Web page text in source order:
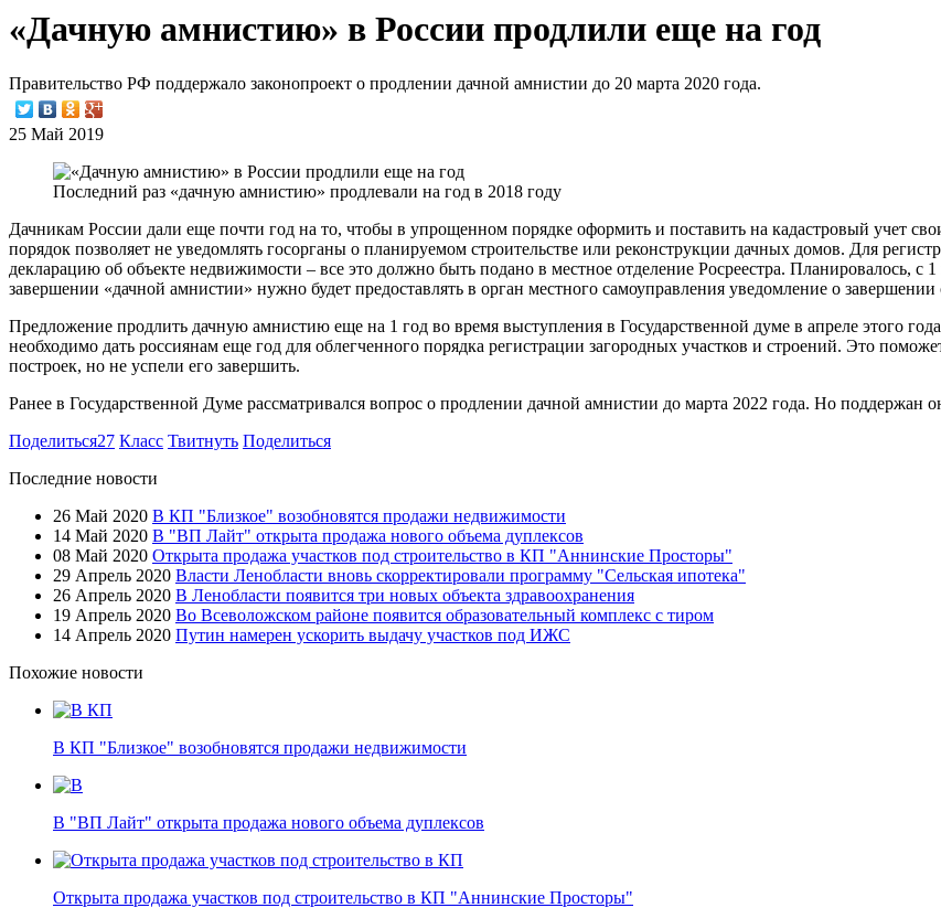
«Дачную амнистию» в России продлили еще на год
Правительство РФ поддержало законопроект о продлении дачной амнистии до 20 марта 2020 года.
25 Май 2019
Последний раз «дачную амнистию» продлевали на год в 2018 году
Дачникам России дали еще почти год на то, чтобы в упрощенном порядке оформить и поставить на кадастровый учет
порядок позволяет не уведомлять госорганы о планируемом строительстве или реконструкции дачных домов. Для
декларацию об объекте недвижимости – все это должно быть подано в местное отделение Росреестра. Планировалось, с
завершении «дачной амнистии» нужно будет предоставлять в орган местного самоуправления уведомление о завершении
Предложение продлить дачную амнистию еще на 1 год во время выступления в Государственной думе в апреле этого
необходимо дать россиянам еще год для облегченного порядка регистрации загородных участков и строений. Это
построек, но не успели его завершить.
Ранее в Государственной Думе рассматривался вопрос о продлении дачной амнистии до марта 2022 года. Но поддержан
Поделиться27 Класс Твитнуть Поделиться
Последние новости
26 Май 2020 В КП "Близкое" возобновятся продажи недвижимости
14 Май 2020 В "ВП Лайт" открыта продажа нового объема дуплексов
08 Май 2020 Открыта продажа участков под строительство в КП "Аннинские Просторы"
29 Апрель 2020 Власти Ленобласти вновь скорректировали программу "Сельская ипотека"
26 Апрель 2020 В Ленобласти появится три новых объекта здравоохранения
19 Апрель 2020 Во Всеволожском районе появится образовательный комплекс с тиром
14 Апрель 2020 Путин намерен ускорить выдачу участков под ИЖС
Похожие новости
В КП "Близкое" возобновятся продажи недвижимости
В "ВП Лайт" открыта продажа нового объема дуплексов
Открыта продажа участков под строительство в КП "Аннинские Просторы"